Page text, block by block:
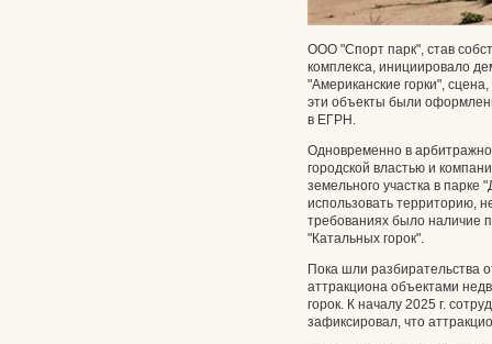
ООО "Спорт парк", став
комплекса, инициировало
"Американские горки",
эти объекты были
в ЕГРН.
Одновременно в
городской властью и
земельного участка в парке
использовать территорию,
требованиях было наличие
"Катальных горок".
Пока шли разбирательства
аттракциона объектами
горок. К началу 2025 г.
зафиксировал, что